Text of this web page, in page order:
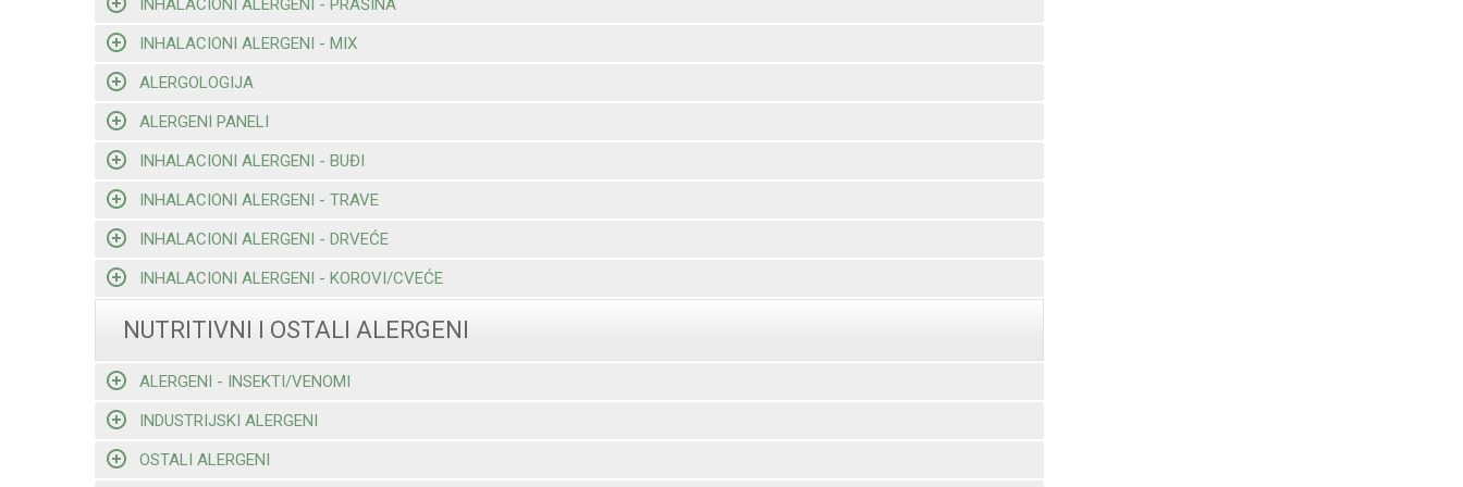
INHALACIONI ALERGENI - PRAŠINA
INHALACIONI ALERGENI - MIX
ALERGOLOGIJA
ALERGENI PANELI
INHALACIONI ALERGENI - BUĐI
INHALACIONI ALERGENI - TRAVE
INHALACIONI ALERGENI - DRVEĆE
INHALACIONI ALERGENI - KOROVI/CVEĆE
NUTRITIVNI I OSTALI ALERGENI
ALERGENI - INSEKTI/VENOMI
INDUSTRIJSKI ALERGENI
OSTALI ALERGENI